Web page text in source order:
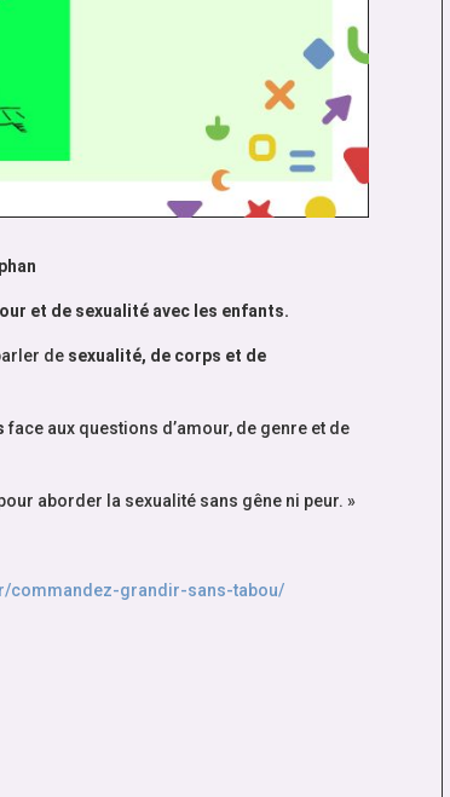
et de sexualité avec les enfants.
de sexualité, de corps et de
face aux questions d’amour, de genre et de
aborder la sexualité sans gêne ni peur. »
commandez-grandir-sans-tabou/